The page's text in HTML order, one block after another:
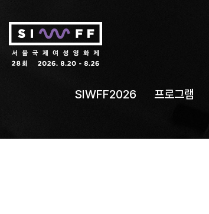
SIWFF2026 프로그램